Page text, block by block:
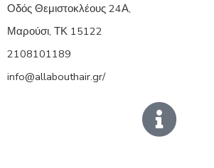
Οδός Θεμιστοκλέους 24Α,
Μαρούσι, ΤΚ 15122
2108101189
info@allabouthair.gr/